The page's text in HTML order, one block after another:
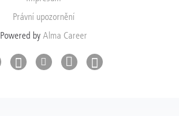
Právní upozornění
Powered by Alma Career